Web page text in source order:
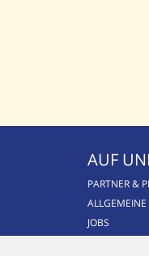
AUF
PARTNER &
JOBS